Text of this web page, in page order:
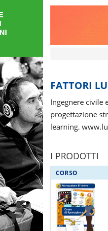
TEMATICHE
FATTORI
Ingegnere civile
progettazione
learning.
I PRODOTTI
CORSO